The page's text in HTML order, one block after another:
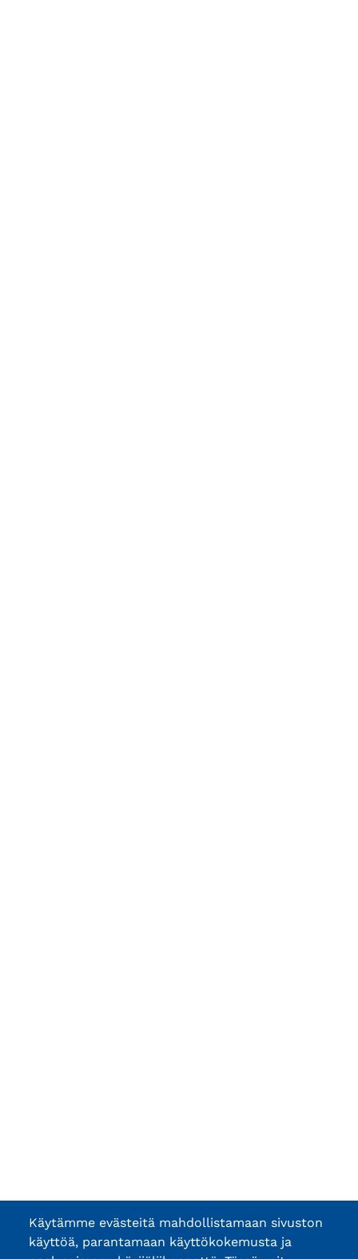
Käytämme evästeitä mahdollistamaan sivuston
käyttöä, parantamaan käyttökokemusta ja